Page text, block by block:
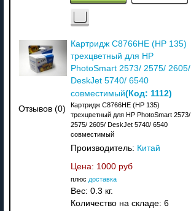
Отзывов (0)
Картридж C8766HE (HP 135)
трехцветный для HP
PhotoSmart 2573/ 2575/ 2605/
DeskJet 5740/ 6540
совместимый(Код: 1112)
Картридж C8766HE (HP 135)
трехцветный для HP PhotoSmart 2573/
2575/ 2605/ DeskJet 5740/ 6540
совместимый
Производитель: Китай
Цена: 1000 руб
плюс доставка
Вес: 0.3 кг.
Количество на складе: 6